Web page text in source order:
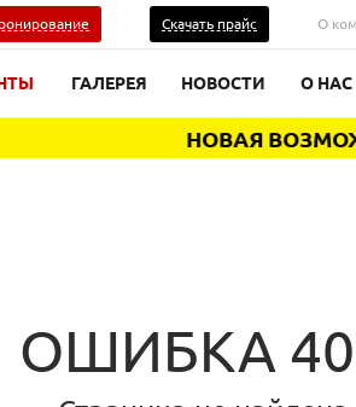
Скачать прайс О
ГАЛЕРЕЯ НОВОСТИ О НАС
Ваша
НОВАЯ
ОШИБКА